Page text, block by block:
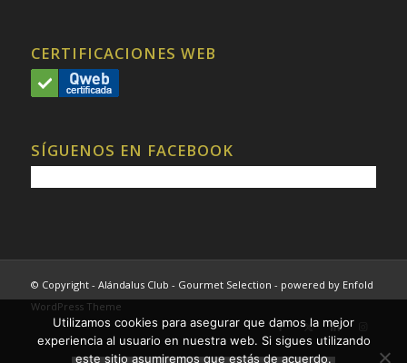
CERTIFICACIONES WEB
SÍGUENOS EN FACEBOOK
© Copyright - Alándalus Club - Gourmet Selection - powered by Enfold
WordPress Theme
Utilizamos cookies para asegurar que damos la mejor
experiencia al usuario en nuestra web. Si sigues utilizando
este sitio asumiremos que estás de acuerdo.